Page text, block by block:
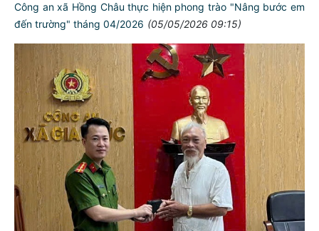
Công an xã Hồng Châu thực hiện phong trào "Nâng bước em
đến trường" tháng 04/2026 (05/05/2026 09:15)